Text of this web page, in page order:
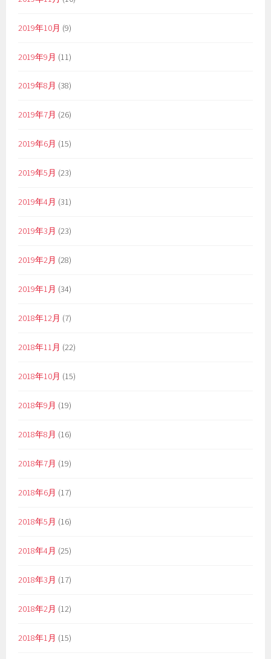
2019年10月 (9)
2019年9月 (11)
2019年8月 (38)
2019年7月 (26)
2019年6月 (15)
2019年5月 (23)
2019年4月 (31)
2019年3月 (23)
2019年2月 (28)
2019年1月 (34)
2018年12月 (7)
2018年11月 (22)
2018年10月 (15)
2018年9月 (19)
2018年8月 (16)
2018年7月 (19)
2018年6月 (17)
2018年5月 (16)
2018年4月 (25)
2018年3月 (17)
2018年2月 (12)
2018年1月 (15)